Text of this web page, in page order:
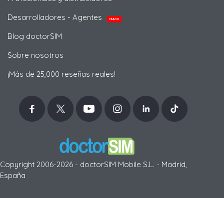
Desarrolladores - Agentes
NUEVO
Blog doctorSIM
Sobre nosotros
¡Más de 25,000 reseñas reales!
Copyright 2006-2026 - doctorSIM Mobile S.L. - Madrid,
España